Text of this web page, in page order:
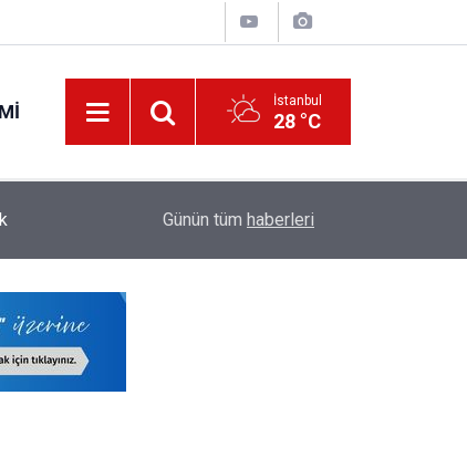
İstanbul
28 °C
Öğretim Üyesi ve Öğretim Görevlisi Alınacak
Günün tüm haberleri